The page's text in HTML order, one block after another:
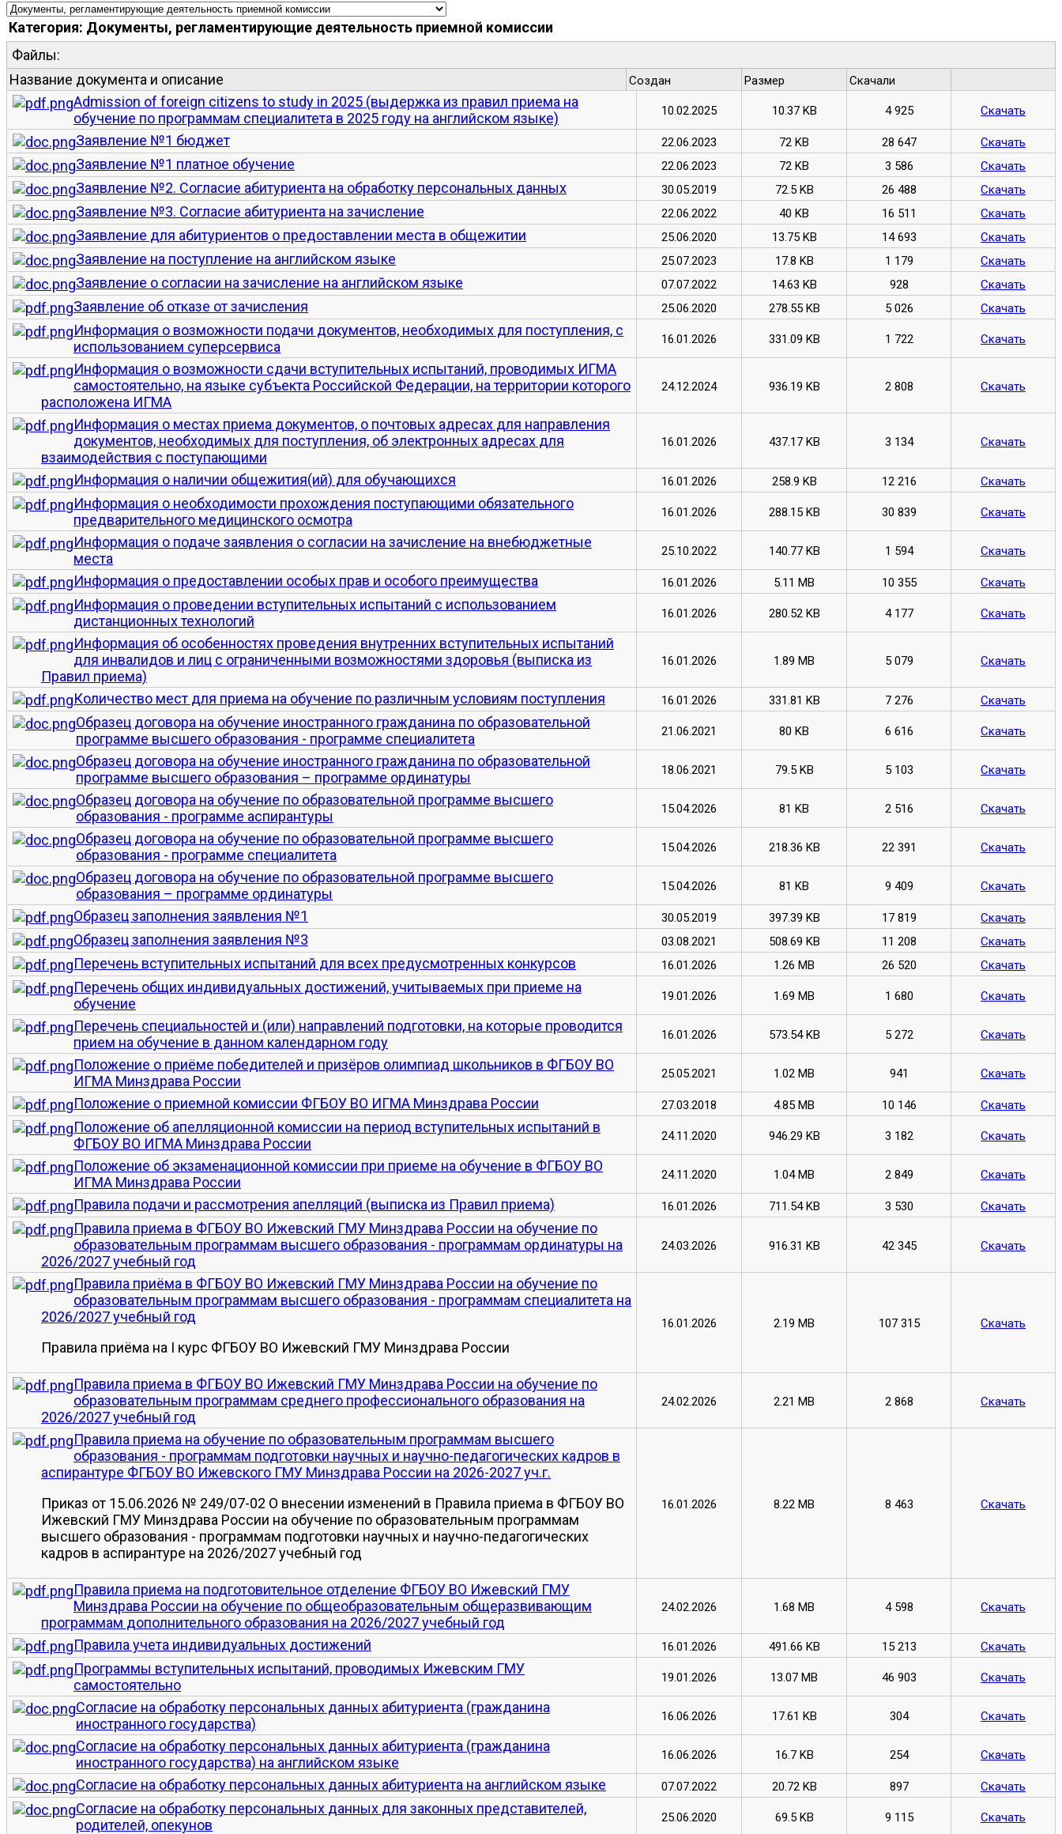
Категория: Документы, регламентирующие деятельность приемной комиссии
Файлы:
Название документа и описание
Создан Размер Скачали
Admission of foreign citizens to study in 2025 (выдержка из правил приема на
обучение по программам специалитета в 2025 году на английском языке)
10.02.2025 10.37 KB 4 925 Скачать
Заявление №1 бюджет 22.06.2023 72 KB 28 647 Скачать
Заявление №1 платное обучение 22.06.2023 72 KB 3 586 Скачать
Заявление №2. Согласие абитуриента на обработку персональных данных 30.05.2019 72.5 KB 26 488 Скачать
Заявление №3. Согласие абитуриента на зачисление 22.06.2022 40 KB 16 511 Скачать
Заявление для абитуриентов о предоставлении места в общежитии 25.06.2020 13.75 KB 14 693 Скачать
Заявление на поступление на английском языке 25.07.2023 17.8 KB 1 179 Скачать
Заявление о согласии на зачисление на английском языке 07.07.2022 14.63 KB 928 Скачать
Заявление об отказе от зачисления 25.06.2020 278.55 KB 5 026 Скачать
Информация о возможности подачи документов, необходимых для поступления, с
использованием суперсервиса
16.01.2026 331.09 KB 1 722 Скачать
Информация о возможности сдачи вступительных испытаний, проводимых ИГМА
самостоятельно, на языке субъекта Российской Федерации, на территории которого
расположена ИГМА
24.12.2024 936.19 KB 2 808 Скачать
Информация о местах приема документов, о почтовых адресах для направления
документов, необходимых для поступления, об электронных адресах для
взаимодействия с поступающими
16.01.2026 437.17 KB 3 134 Скачать
Информация о наличии общежития(ий) для обучающихся 16.01.2026 258.9 KB 12 216 Скачать
Информация о необходимости прохождения поступающими обязательного
предварительного медицинского осмотра
16.01.2026 288.15 KB 30 839 Скачать
Информация о подаче заявления о согласии на зачисление на внебюджетные
места
25.10.2022 140.77 KB 1 594 Скачать
Информация о предоставлении особых прав и особого преимущества 16.01.2026 5.11 MB 10 355 Скачать
Информация о проведении вступительных испытаний с использованием
дистанционных технологий
16.01.2026 280.52 KB 4 177 Скачать
Информация об особенностях проведения внутренних вступительных испытаний
для инвалидов и лиц с ограниченными возможностями здоровья (выписка из
Правил приема)
16.01.2026 1.89 MB 5 079 Скачать
Количество мест для приема на обучение по различным условиям поступления 16.01.2026 331.81 KB 7 276 Скачать
Образец договора на обучение иностранного гражданина по образовательной
программе высшего образования - программе специалитета
21.06.2021 80 KB 6 616 Скачать
Образец договора на обучение иностранного гражданина по образовательной
программе высшего образования – программе ординатуры
18.06.2021 79.5 KB 5 103 Скачать
Образец договора на обучение по образовательной программе высшего
образования - программе аспирантуры
15.04.2026 81 KB 2 516 Скачать
Образец договора на обучение по образовательной программе высшего
образования - программе специалитета
15.04.2026 218.36 KB 22 391 Скачать
Образец договора на обучение по образовательной программе высшего
образования – программе ординатуры
15.04.2026 81 KB 9 409 Скачать
Образец заполнения заявления №1 30.05.2019 397.39 KB 17 819 Скачать
Образец заполнения заявления №3 03.08.2021 508.69 KB 11 208 Скачать
Перечень вступительных испытаний для всех предусмотренных конкурсов 16.01.2026 1.26 MB 26 520 Скачать
Перечень общих индивидуальных достижений, учитываемых при приеме на
обучение
19.01.2026 1.69 MB 1 680 Скачать
Перечень специальностей и (или) направлений подготовки, на которые проводится
прием на обучение в данном календарном году
16.01.2026 573.54 KB 5 272 Скачать
Положение о приёме победителей и призёров олимпиад школьников в ФГБОУ ВО
ИГМА Минздрава России
25.05.2021 1.02 MB 941 Скачать
Положение о приемной комиссии ФГБОУ ВО ИГМА Минздрава России 27.03.2018 4.85 MB 10 146 Скачать
Положение об апелляционной комиссии на период вступительных испытаний в
ФГБОУ ВО ИГМА Минздрава России
24.11.2020 946.29 KB 3 182 Скачать
Положение об экзаменационной комиссии при приеме на обучение в ФГБОУ ВО
ИГМА Минздрава России
24.11.2020 1.04 MB 2 849 Скачать
Правила подачи и рассмотрения апелляций (выписка из Правил приема) 16.01.2026 711.54 KB 3 530 Скачать
Правила приема в ФГБОУ ВО Ижевский ГМУ Минздрава России на обучение по
образовательным программам высшего образования - программам ординатуры на
2026/2027 учебный год
24.03.2026 916.31 KB 42 345 Скачать
Правила приёма в ФГБОУ ВО Ижевский ГМУ Минздрава России на обучение по
образовательным программам высшего образования - программам специалитета на
2026/2027 учебный год
Правила приёма на I курс ФГБОУ ВО Ижевский ГМУ Минздрава России
16.01.2026 2.19 MB 107 315 Скачать
Правила приема в ФГБОУ ВО Ижевский ГМУ Минздрава России на обучение по
образовательным программам среднего профессионального образования на
2026/2027 учебный год
24.02.2026 2.21 MB 2 868 Скачать
Правила приема на обучение по образовательным программам высшего
образования - программам подготовки научных и научно-педагогических кадров в
аспирантуре ФГБОУ ВО Ижевского ГМУ Минздрава России на 2026-2027 уч.г.
Приказ от 15.06.2026 № 249/07-02 О внесении изменений в Правила приема в ФГБОУ ВО
Ижевский ГМУ Минздрава России на обучение по образовательным программам
высшего образования - программам подготовки научных и научно-педагогических
кадров в аспирантуре на 2026/2027 учебный год
16.01.2026 8.22 MB 8 463 Скачать
Правила приема на подготовительное отделение ФГБОУ ВО Ижевский ГМУ
Минздрава России на обучение по общеобразовательным общеразвивающим
программам дополнительного образования на 2026/2027 учебный год
24.02.2026 1.68 MB 4 598 Скачать
Правила учета индивидуальных достижений 16.01.2026 491.66 KB 15 213 Скачать
Программы вступительных испытаний, проводимых Ижевским ГМУ
самостоятельно
19.01.2026 13.07 MB 46 903 Скачать
Согласие на обработку персональных данных абитуриента (гражданина
иностранного государства)
16.06.2026 17.61 KB 304 Скачать
Согласие на обработку персональных данных абитуриента (гражданина
иностранного государства) на английском языке
16.06.2026 16.7 KB 254 Скачать
Согласие на обработку персональных данных абитуриента на английском языке 07.07.2022 20.72 KB 897 Скачать
Согласие на обработку персональных данных для законных представителей,
родителей, опекунов
25.06.2020 69.5 KB 9 115 Скачать